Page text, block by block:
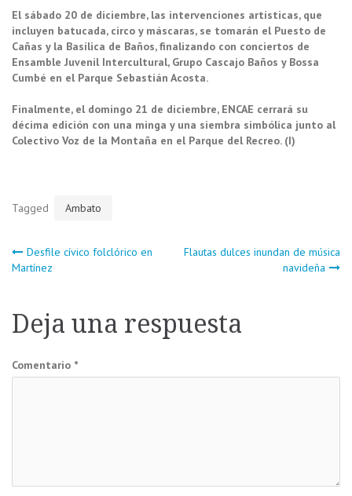
El sábado 20 de diciembre, las intervenciones artísticas, que
incluyen batucada, circo y máscaras, se tomarán el Puesto de
Cañas y la Basílica de Baños, finalizando con conciertos de
Ensamble Juvenil Intercultural, Grupo Cascajo Baños y Bossa
Cumbé en el Parque Sebastián Acosta.
Finalmente, el domingo 21 de diciembre, ENCAE cerrará su
décima edición con una minga y una siembra simbólica junto al
Colectivo Voz de la Montaña en el Parque del Recreo. (I)
Tagged Ambato
Navegación
entradas
Desfile cívico folclórico en
Martínez
Flautas dulces inundan de música
navideña
Deja una respuesta
Comentario *